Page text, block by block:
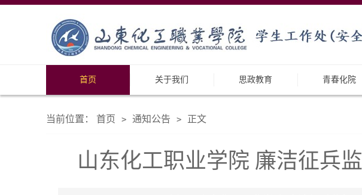
首页 关于我们 思政教育 青春化院
当前位置： 首页 > 通知公告 > 正文
山东化工职业学院 廉洁征兵